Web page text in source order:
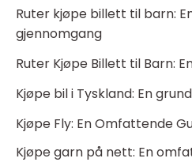
Ruter kjøpe billett til barn:
gjennomgang
Ruter Kjøpe Billett til Barn:
Kjøpe bil i Tyskland: En
Kjøpe Fly: En Omfattende
Kjøpe garn på nett: En